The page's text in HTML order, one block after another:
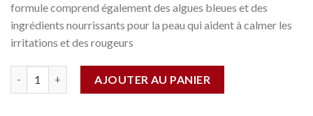
formule comprend également des algues bleues et des
ingrédients nourrissants pour la peau qui aident à calmer les
irritations et des rougeurs
AJOUTER AU PANIER